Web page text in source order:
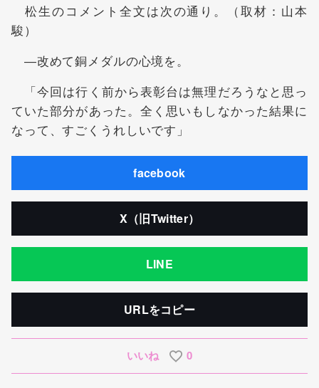
松生のコメント全文は次の通り。（取材：山本
駿）
―改めて銅メダルの心境を。
「今回は行く前から表彰台は無理だろうなと思っ
ていた部分があった。全く思いもしなかった結果に
なって、すごくうれしいです」
facebook
X（旧Twitter）
LINE
URLをコピー
いいね 0